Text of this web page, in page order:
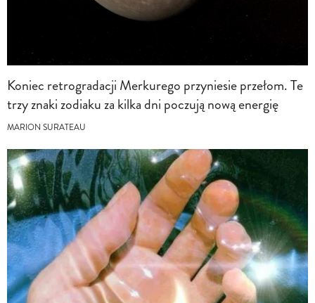
Koniec retrogradacji Merkurego przyniesie przełom. Te
trzy znaki zodiaku za kilka dni poczują nową energię
MARION SURATEAU